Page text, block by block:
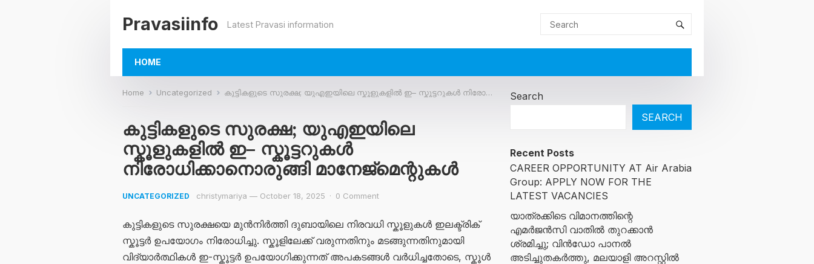
Pravasiinfo Latest Pravasi information
HOME
Home Uncategorized കുട്ടികളുടെ സുരക്ഷ; യുഎഇയിലെ സ്കൂളുകളിൽ ഇ– സ്കൂട്ടറുകൾ നിരോധിക്കാനൊരുങ്ങി മാനേജ്മെന്റുകൾ
കുട്ടികളുടെ സുരക്ഷ; യുഎഇയിലെ
സ്കൂളുകളിൽ ഇ– സ്കൂട്ടറുകൾ
നിരോധിക്കാനൊരുങ്ങി മാനേജ്മെന്റുകൾ
UNCATEGORIZED christymariya — October 18, 2025 · 0 Comment
കുട്ടികളുടെ സുരക്ഷയെ മുൻനിർത്തി ദുബായിലെ നിരവധി സ്കൂളുകൾ ഇലക്ട്രിക്
സ്കൂട്ടർ ഉപയോഗം നിരോധിച്ചു. സ്കൂളിലേക്ക് വരുന്നതിനും മടങ്ങുന്നതിനുമായി
വിദ്യാർത്ഥികൾ ഇ-സ്കൂട്ടർ ഉപയോഗിക്കുന്നത് അപകടങ്ങൾ വർധിച്ചതോടെ, സ്കൂൾ
Search
SEARCH
Recent Posts
CAREER OPPORTUNITY AT Air Arabia
Group: APPLY NOW FOR THE
LATEST VACANCIES
യാത്രക്കിടെ വിമാനത്തിന്റെ
എമർജൻസി വാതിൽ തുറക്കാൻ
ശ്രമിച്ചു; വിൻഡോ പാനൽ
അടിച്ചുതകർത്തു, മലയാളി അറസ്റ്റിൽ